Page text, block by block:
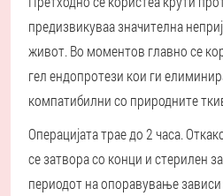
предизвикуваа значителна
живот. Во моментов главно се
гел ендопротези кои ги
компатибилни со природните
Операцијата трае до 2 часа.
се затвора со конци и стерилен
периодот на опоравување